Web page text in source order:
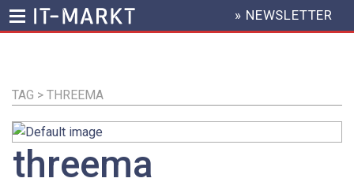
Inhalt
HEADER
MENU
» NEWSLETTER
TAG > THREEMA
threema